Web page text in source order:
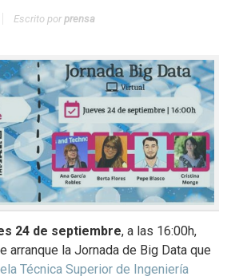
Escrito porprensa
24 de septiembre, a las 16:00h,
arranque la Jornada de Big Data que
Técnica Superior de Ingeniería